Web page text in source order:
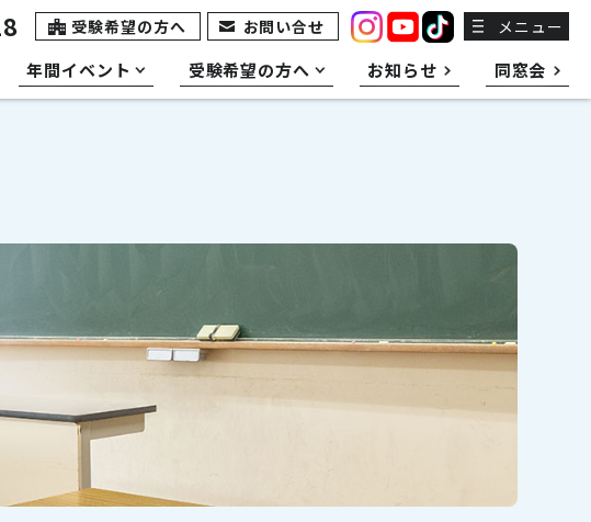
年間イベント 受験希望の方へ お知らせ 同窓会
受験希望の方へ お問い合せ メニュー